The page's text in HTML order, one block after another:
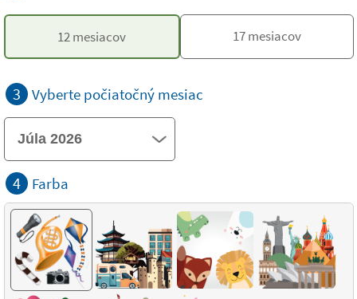
12 mesiacov 17 mesiacov
3 Vyberte počiatočný mesiac
4 Farba